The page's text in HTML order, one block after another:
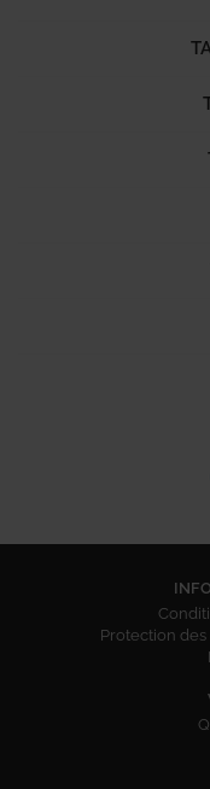
Protection